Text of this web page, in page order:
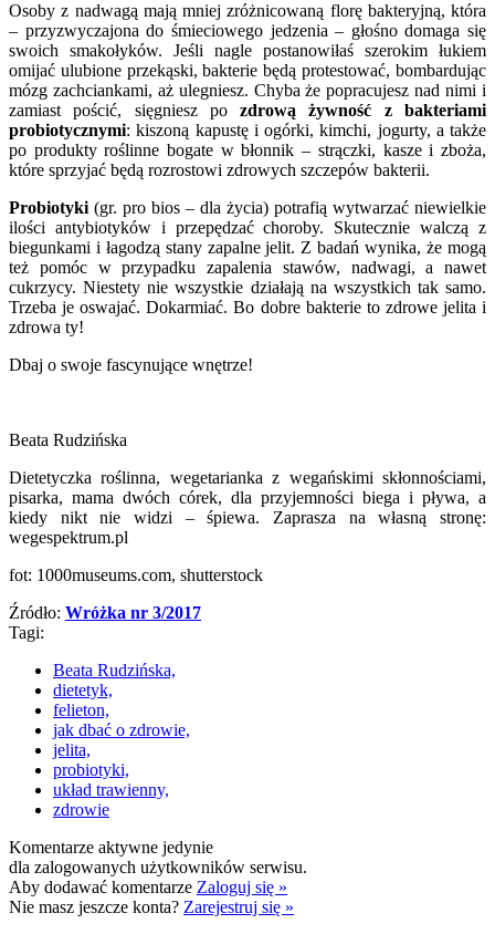
Osoby z nadwagą mają mniej zróżnicowaną florę bakteryjną, która
– przyzwyczajona do śmieciowego jedzenia – głośno domaga się
swoich smakołyków. Jeśli nagle postanowiłaś szerokim łukiem
omijać ulubione przekąski, bakterie będą protestować, bombardując
mózg zachciankami, aż ulegniesz. Chyba że popracujesz nad nimi i
zamiast pościć, sięgniesz pozdrową żywność z bakteriami
probiotycznymi: kiszoną kapustę i ogórki, kimchi, jogurty, a także
po produkty roślinne bogate w błonnik – strączki, kasze i zboża,
które sprzyjać będą rozrostowi zdrowych szczepów bakterii.
Probiotyki (gr. pro bios – dla życia) potrafią wytwarzać niewielkie
ilości antybiotyków i przepędzać choroby. Skutecznie walczą z
biegunkami i łagodzą stany zapalne jelit. Z badań wynika, że mogą
też pomóc w przypadku zapalenia stawów, nadwagi, a nawet
cukrzycy. Niestety nie wszystkie działają na wszystkich tak samo.
Trzeba je oswajać. Dokarmiać. Bo dobre bakterie to zdrowe jelita i
zdrowa ty!
Dbaj o swoje fascynujące wnętrze!
Beata Rudzińska
Dietetyczka roślinna, wegetarianka z wegańskimi skłonnościami,
pisarka, mama dwóch córek, dla przyjemności biega i pływa, a
kiedy nikt nie widzi – śpiewa. Zaprasza na własną stronę:
wegespektrum.pl
fot: 1000museums.com, shutterstock
Źródło: Wróżka nr 3/2017
Tagi:
Beata Rudzińska,
dietetyk,
felieton,
jak dbać o zdrowie,
jelita,
probiotyki,
układ trawienny,
zdrowie
Komentarze aktywne jedynie
dla zalogowanych użytkowników serwisu.
Aby dodawać komentarze Zaloguj się »
Nie masz jeszcze konta? Zarejestruj się »